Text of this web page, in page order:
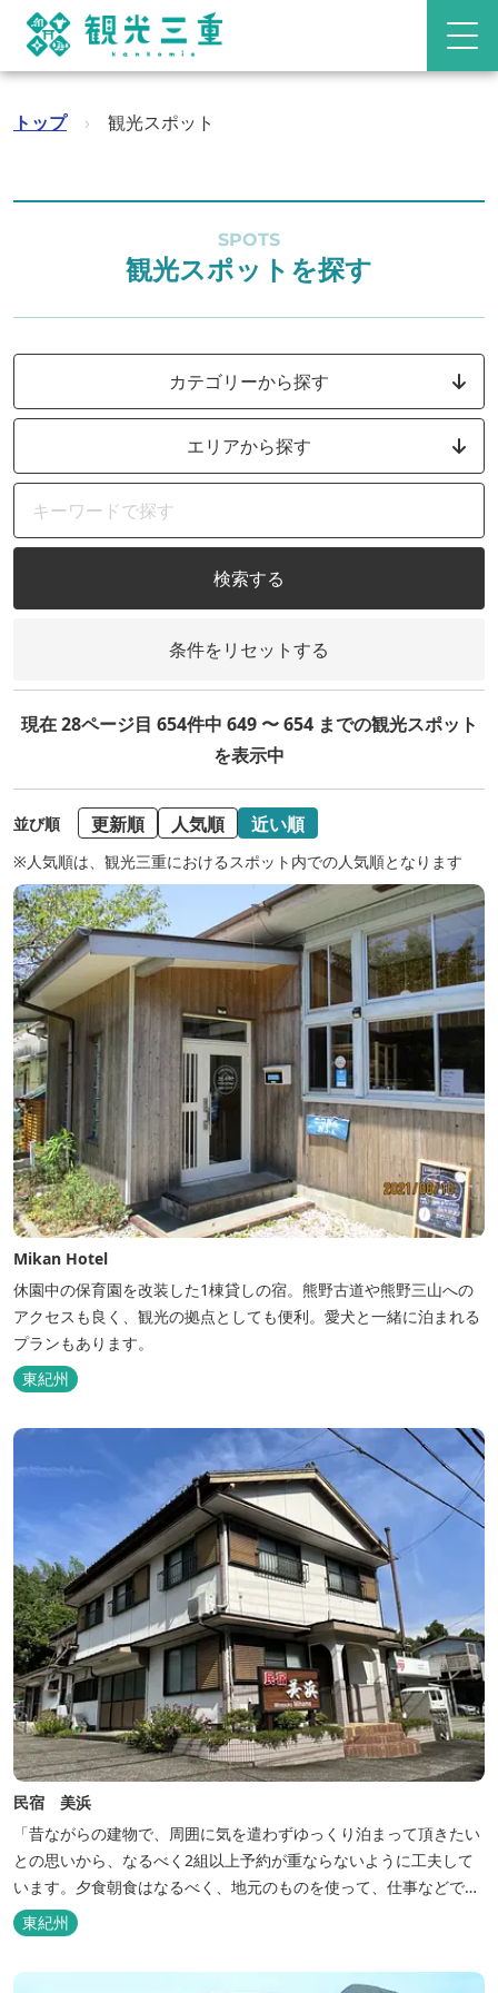
トップ › 観光スポット
SPOTS
観光スポットを探す
カテゴリーから探す
エリアから探す
検索する
条件をリセットする
現在 28ページ目 654件中 649 〜 654 までの観光スポット
を表示中
並び順 更新順 人気順 近い順
※人気順は、観光三重におけるスポット内での人気順となります
Mikan Hotel
休園中の保育園を改装した1棟貸しの宿。熊野古道や熊野三山への
アクセスも良く、観光の拠点としても便利。愛犬と一緒に泊まれる
プランもあります。
東紀州
民宿 美浜
「昔ながらの建物で、周囲に気を遣わずゆっくり泊まって頂きたい
との思いから、なるべく2組以上予約が重ならないように工夫して
います。夕食朝食はなるべく、地元のものを使って、仕事などで連
泊の方には日替わりでご用意します。」オーナー様談。もし重なっ
た場合は、ごめんなさい。
東紀州